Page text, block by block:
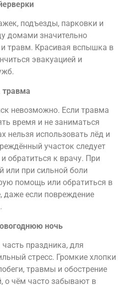
подъезды, парковки и
домами значительно
травм. Красивая вспышка в
эвакуацией и
травма
невозможно. Если травма
время и не заниматься
нельзя использовать лёд и
участок следует
обратиться к врачу. При
или при сильной боли
помощь или обратиться в
даже если повреждение
ночь
праздника, для
стресс. Громкие хлопки
травмы и обострение
о чём часто забывают в